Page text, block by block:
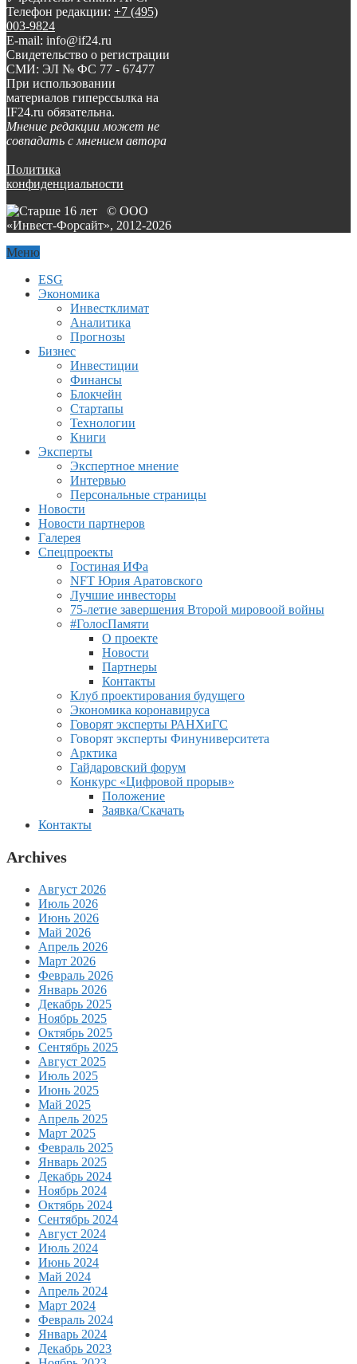
Телефон редакции: +7 (495)
003-9824
E-mail: info@if24.ru
Свидетельство о регистрации
СМИ: ЭЛ № ФС 77 - 67477
При использовании
материалов гиперссылка на
IF24.ru обязательна.
Мнение редакции может не
совпадать с мнением автора
Политика
конфиденциальности
© ООО
«Инвест-Форсайт», 2012-2026
Меню
ESG
Экономика
Инвестклимат
Аналитика
Прогнозы
Бизнес
Инвестиции
Финансы
Блокчейн
Стартапы
Технологии
Книги
Эксперты
Экспертное мнение
Интервью
Персональные страницы
Новости
Новости партнеров
Галерея
Спецпроекты
Гостиная ИФа
NFT Юрия Аратовского
Лучшие инвесторы
75-летие завершения Второй мировоой войны
#ГолосПамяти
О проекте
Новости
Партнеры
Контакты
Клуб проектирования будущего
Экономика коронавируса
Говорят эксперты РАНХиГС
Говорят эксперты Финуниверситета
Арктика
Гайдаровский форум
Конкурс «Цифровой прорыв»
Положение
Заявка/Скачать
Контакты
Archives
Август 2026
Июль 2026
Июнь 2026
Май 2026
Апрель 2026
Март 2026
Февраль 2026
Январь 2026
Декабрь 2025
Ноябрь 2025
Октябрь 2025
Сентябрь 2025
Август 2025
Июль 2025
Июнь 2025
Май 2025
Апрель 2025
Март 2025
Февраль 2025
Январь 2025
Декабрь 2024
Ноябрь 2024
Октябрь 2024
Сентябрь 2024
Август 2024
Июль 2024
Июнь 2024
Май 2024
Апрель 2024
Март 2024
Февраль 2024
Январь 2024
Декабрь 2023